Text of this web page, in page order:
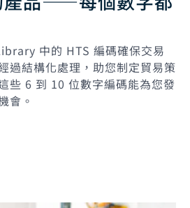
中的 HTS 編碼確保交易
過結構化處理，助您制定貿易策
些 6 到 10 位數字編碼能為您發
會。